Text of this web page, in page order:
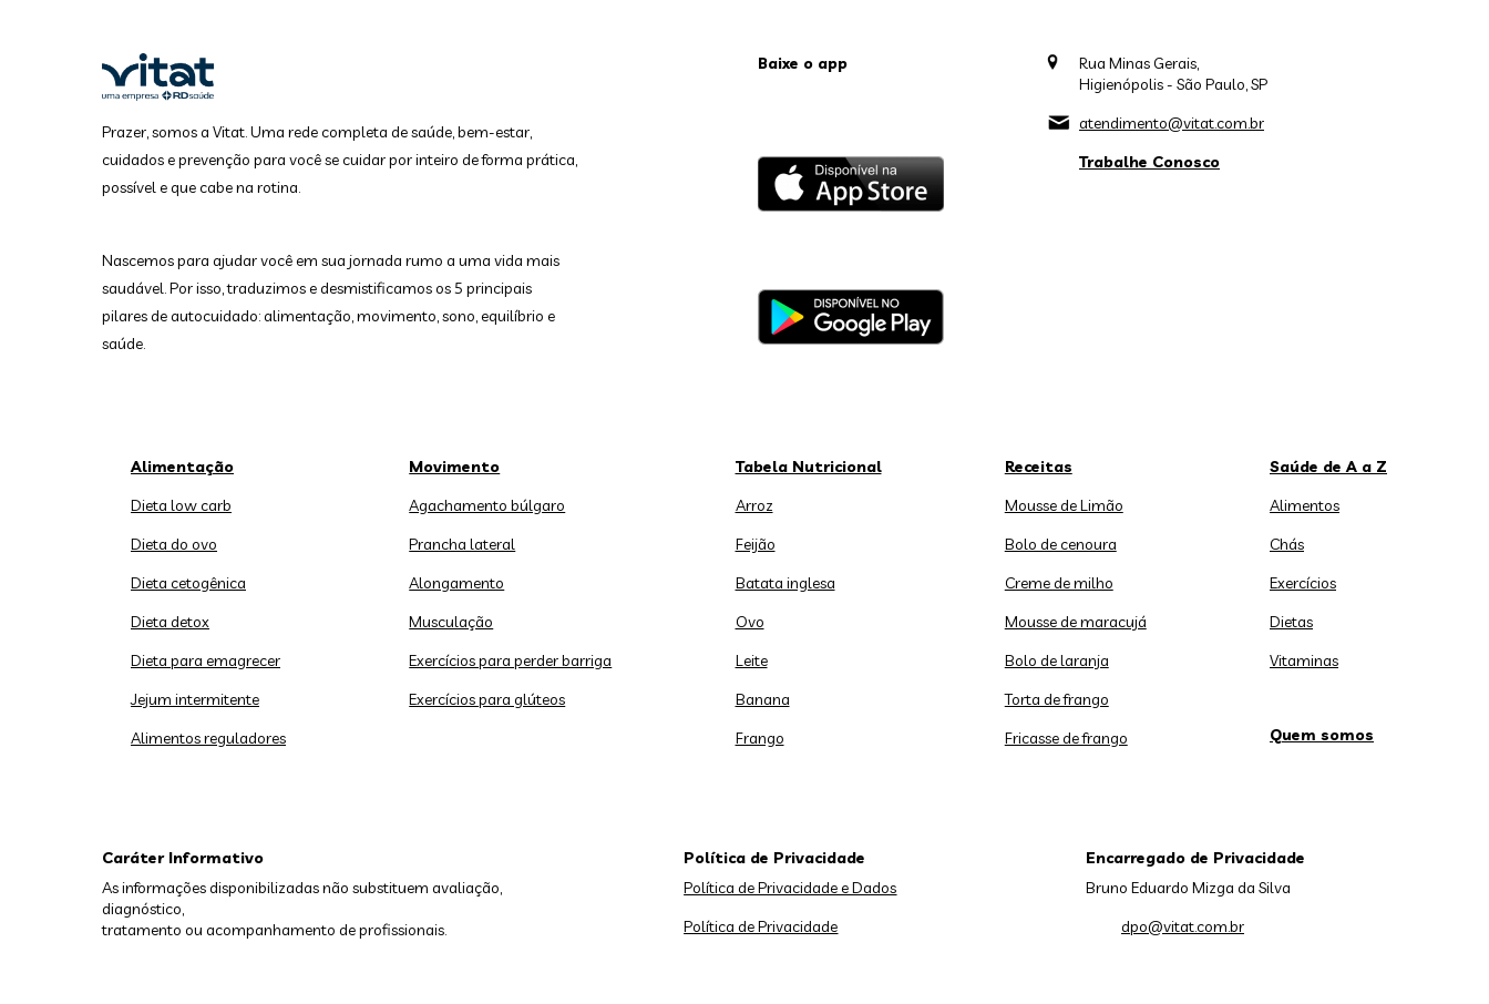
Prazer, somos a Vitat. Uma rede completa de saúde, bem-estar,
cuidados e prevenção para você se cuidar por inteiro de forma prática,
possível e que cabe na rotina.
Nascemos para ajudar você em sua jornada rumo a uma vida mais
saudável. Por isso, traduzimos e desmistificamos os 5 principais
pilares de autocuidado: alimentação, movimento, sono, equilíbrio e
saúde.
Baixe o app
Rua Minas Gerais,
Higienópolis - São Paulo, SP
atendimento@vitat.com.br
Trabalhe Conosco
Alimentação
Dieta low carb
Dieta do ovo
Dieta cetogênica
Dieta detox
Dieta para emagrecer
Jejum intermitente
Alimentos reguladores
Movimento
Agachamento búlgaro
Prancha lateral
Alongamento
Musculação
Exercícios para perder barriga
Exercícios para glúteos
Tabela Nutricional
Arroz
Feijão
Batata inglesa
Ovo
Leite
Banana
Frango
Receitas
Mousse de Limão
Bolo de cenoura
Creme de milho
Mousse de maracujá
Bolo de laranja
Torta de frango
Fricasse de frango
Saúde de A a Z
Alimentos
Chás
Exercícios
Dietas
Vitaminas
Quem somos
Caráter Informativo
As informações disponibilizadas não substituem avaliação,
diagnóstico,
tratamento ou acompanhamento de profissionais.
Política de Privacidade
Política de Privacidade e Dados
Política de Privacidade
Encarregado de Privacidade
Bruno Eduardo Mizga da Silva
dpo@vitat.com.br